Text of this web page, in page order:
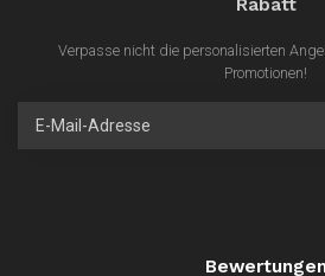
Verpasse nicht die personalisierten
Promotionen!